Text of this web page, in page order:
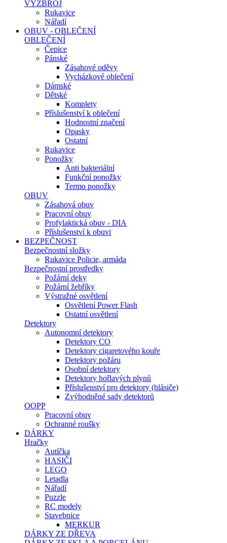
VÝZBROJ
Rukavice
Nářadí
OBUV - OBLEČENÍ
OBLEČENÍ
Čepice
Pánské
Zásahové oděvy
Vycházkové oblečení
Dámské
Dětské
Komplety
Příslušenství k oblečení
Hodnostní značení
Opasky
Ostatní
Rukavice
Ponožky
Anti bakteriální
Funkční ponožky
Termo ponožky
OBUV
Zásahová obuv
Pracovní obuv
Profylaktická obuv - DIA
Příslušenství k obuvi
BEZPEČNOST
Bezpečnostní složky
Rukavice Policie, armáda
Bezpečnostní prostředky
Požární deky
Požární žebříky
Výstražné osvětlení
Osvětlení Power Flash
Ostatní osvětlení
Detektory
Autonomní detektory
Detektory CO
Detektory cigaretového kouře
Detektory požáru
Osobní detektory
Detektory hořlavých plynů
Příslušenství pro detektory (hlásiče)
Zvýhodněné sady detektorů
OOPP
Pracovní obuv
Ochranné roušky
DÁRKY
Hračky
Autíčka
HASIČI
LEGO
Letadla
Nářadí
Puzzle
RC modely
Stavebnice
MERKUR
DÁRKY ZE DŘEVA